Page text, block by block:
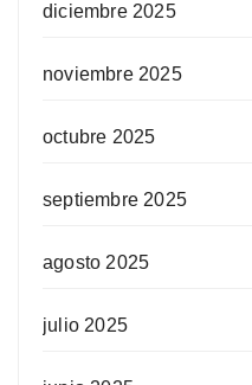
diciembre 2025
noviembre 2025
octubre 2025
septiembre 2025
agosto 2025
julio 2025